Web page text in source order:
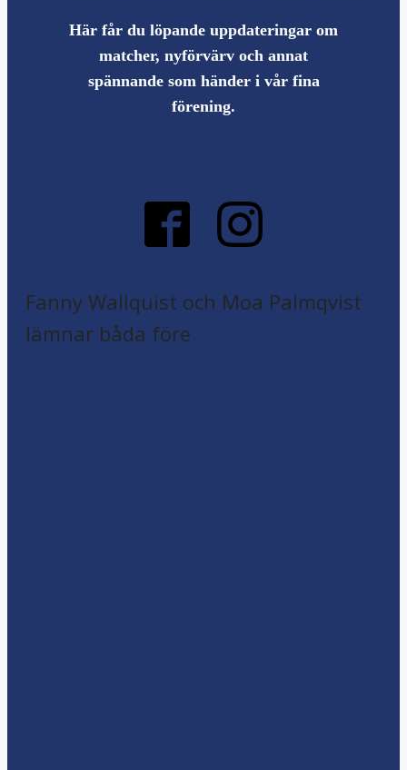
Här får du löpande uppdateringar om
matcher, nyförvärv och annat
spännande som händer i vår fina
förening.
Fanny Wallquist och Moa Palmqvist
lämnar båda före